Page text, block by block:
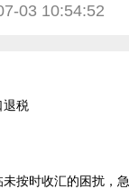
03 10:54:52
退税
按时收汇的困扰，